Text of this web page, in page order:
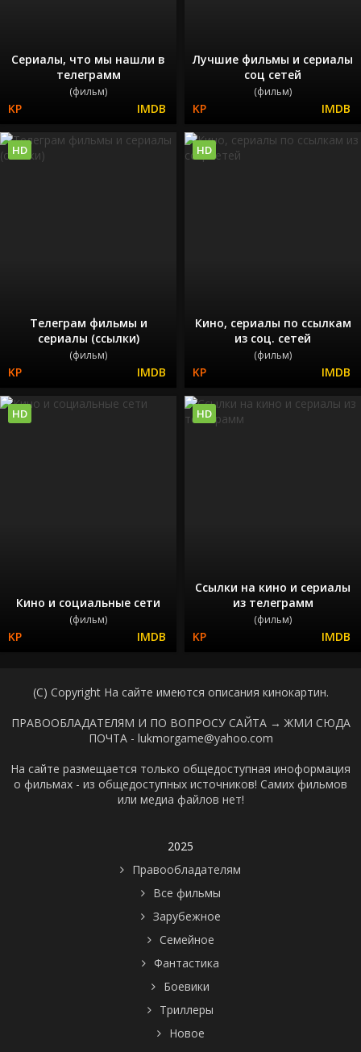
Сериалы, что мы нашли в
телеграмм
(фильм)
Лучшие фильмы и сериалы
соц сетей
(фильм)
Телеграм фильмы и
сериалы (ссылки)
(фильм)
HD
Кино, сериалы по ссылкам
из соц. сетей
(фильм)
HD
Кино и социальные сети
(фильм)
HD
Ссылки на кино и сериалы
из телеграмм
(фильм)
HD
(C) Copyright На сайте имеются описания кинокартин.
ПРАВООБЛАДАТЕЛЯМ И ПО ВОПРОСУ САЙТА → ЖМИ СЮДА
ПОЧТА - lukmorgame@yahoo.com
На сайте размещается только общедоступная иноформация
о фильмах - из общедоступных источников! Самих фильмов
или медиа файлов нет!
2025
Правообладателям
Все фильмы
Зарубежное
Семейное
Фантастика
Боевики
Триллеры
Новое